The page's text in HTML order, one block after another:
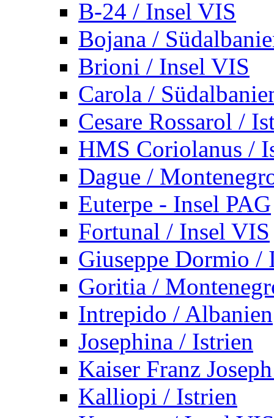
B-24 / Insel VIS
Bojana /
Brioni / Insel VIS
Carola /
Cesare Rossarol /
HMS Coriolanus /
Dague /
Euterpe - Insel PAG
Fortunal / Insel VIS
Giuseppe Dormio /
Goritia /
Intrepido / Albanien
Josephina / Istrien
Kaiser Franz
Kalliopi / Istrien